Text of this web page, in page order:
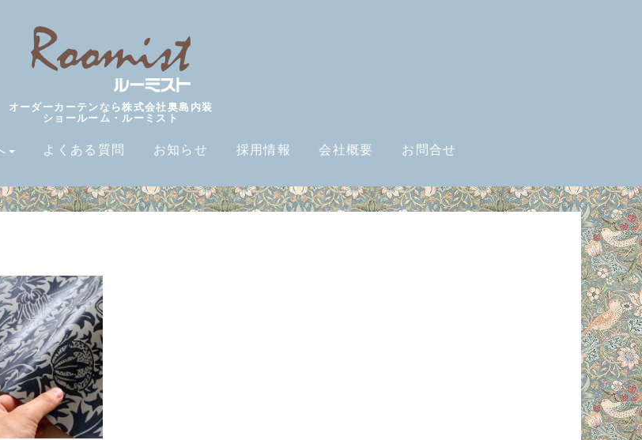
オーダーカーテンなら株式会社奥島内装
ショールーム・ルーミスト
よくある質問 お知らせ 採用情報 会社概要 お問合せ